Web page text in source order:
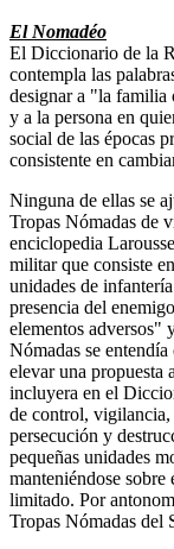
El Nomadéo
El Diccionario de la
contempla las
designar a "la familia
y a la persona en
social de las épocas
consistente en
Ninguna de ellas se
Tropas Nómadas de
enciclopedia
militar que consiste
unidades de
presencia del
elementos adversos"
Nómadas se
elevar una propuesta
incluyera en el
de control,
persecución y
pequeñas unidades
manteniéndose
limitado. Por
Tropas Nómadas del